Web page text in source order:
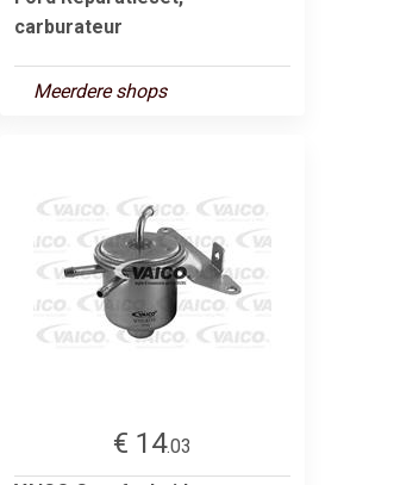
carburateur
Meerdere shops
€ 14.03